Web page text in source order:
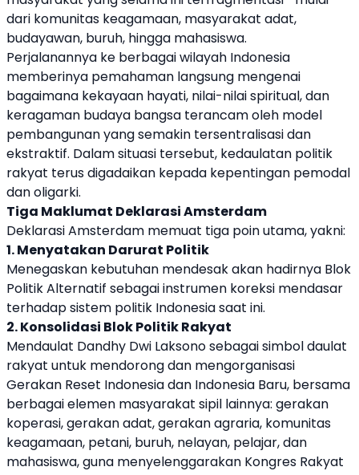
dari komunitas keagamaan, masyarakat adat,
budayawan, buruh, hingga mahasiswa.
Perjalanannya ke berbagai wilayah Indonesia
memberinya pemahaman langsung mengenai
bagaimana kekayaan hayati, nilai-nilai spiritual, dan
keragaman budaya bangsa terancam oleh model
pembangunan yang semakin tersentralisasi dan
ekstraktif. Dalam situasi tersebut, kedaulatan politik
rakyat terus digadaikan kepada kepentingan pemodal
dan oligarki.
Tiga Maklumat Deklarasi Amsterdam
Deklarasi Amsterdam memuat tiga poin utama, yakni:
1. Menyatakan Darurat Politik
Menegaskan kebutuhan mendesak akan hadirnya Blok
Politik Alternatif sebagai instrumen koreksi mendasar
terhadap sistem politik Indonesia saat ini.
2. Konsolidasi Blok Politik Rakyat
Mendaulat Dandhy Dwi Laksono sebagai simbol daulat
rakyat untuk mendorong dan mengorganisasi
Gerakan Reset Indonesia dan Indonesia Baru, bersama
berbagai elemen masyarakat sipil lainnya: gerakan
koperasi, gerakan adat, gerakan agraria, komunitas
keagamaan, petani, buruh, nelayan, pelajar, dan
mahasiswa, guna menyelenggarakan Kongres Rakyat